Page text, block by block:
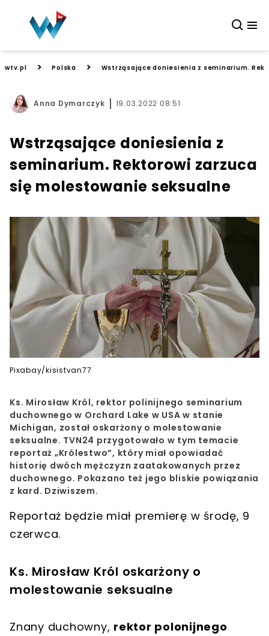
wtv.pl > Polska > Wstrząsające doniesienia z seminarium.
Anna Dymarczyk 19.03.2022 08:51
Wstrząsające doniesienia z
seminarium. Rektorowi zarzuca
się molestowanie seksualne
Pixabay/kisistvan77
Ks. Mirosław Król, rektor polinijnego seminarium
duchownego w Orchard Lake w USA w stanie
Michigan, został oskarżony o molestowanie
seksualne. TVN24 przygotowało w tym temacie
reportaż „Królestwo”, który miał opowiadać
historię dwóch mężczyzn zaatakowanych przez
duchownego. Pokazano też jego bliskie powiązania
z kard. Dziwiszem.
Reportaż będzie miał premierę w środę, 9
czerwca.
Ks. Mirosław Król oskarżony o
molestowanie seksualne
Znany duchowny, rektor polonijnego